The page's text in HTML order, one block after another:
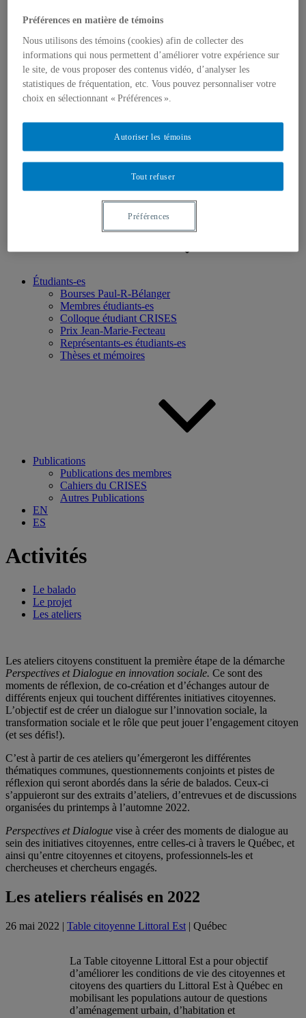
Axes de recherche
Base de données
Programmation scientifique
Projets ciblés
Étudiants-es
Bourses Paul-R-Bélanger
Membres étudiants-es
Colloque étudiant CRISES
Prix Jean-Marie-Fecteau
Représentants-es étudiants-es
Thèses et mémoires
Publications
Publications des membres
Cahiers du CRISES
Autres Publications
EN
ES
Activités
Le balado
Le projet
Les ateliers
Les ateliers citoyens constituent la première étape de la démarche
Perspectives et Dialogue en innovation sociale. Ce sont des
moments de réflexion, de co-création et d’échanges autour de
différents enjeux qui touchent différentes initiatives citoyennes.
L’objectif est de créer un dialogue sur l’innovation sociale, la
transformation sociale et le rôle que peut jouer l’engagement citoyen
(et ses défis!).
C’est à partir de ces ateliers qu’émergeront les différentes
thématiques communes, questionnements conjoints et pistes de
réflexion qui seront abordés dans la série de balados. Ceux-ci
s’appuieront sur des extraits d’ateliers, d’entrevues et de discussions
organisées du printemps à l’automne 2022.
Perspectives et Dialogue vise à créer des moments de dialogue au
sein des initiatives citoyennes, entre celles-ci à travers le Québec, et
ainsi qu’entre citoyennes et citoyens, professionnels-les et
chercheuses et chercheurs engagés.
Les ateliers réalisés en 2022
26 mai 2022 | Table citoyenne Littoral Est | Québec
La Table citoyenne Littoral Est a pour objectif
d’améliorer les conditions de vie des citoyennes et
citoyens des quartiers du Littoral Est à Québec en
mobilisant les populations autour de questions
d’aménagement urbain, d’habitation et
Préférences en matière de témoins
Nous utilisons des témoins (cookies) afin de collecter des
informations qui nous permettent d’améliorer votre expérience sur
le site, de vous proposer des contenus vidéo, d’analyser les
statistiques de fréquentation, etc. Vous pouvez personnaliser votre
choix en sélectionnant « Préférences ».
Tout refuser
Autoriser les témoins
Préférences